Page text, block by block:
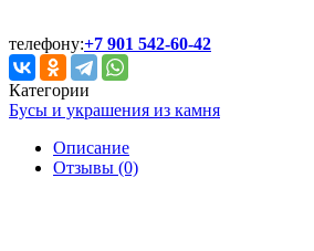
телефону:+7 901 542-60-42
Категории
Бусы и украшения из камня
Описание
Отзывы (0)